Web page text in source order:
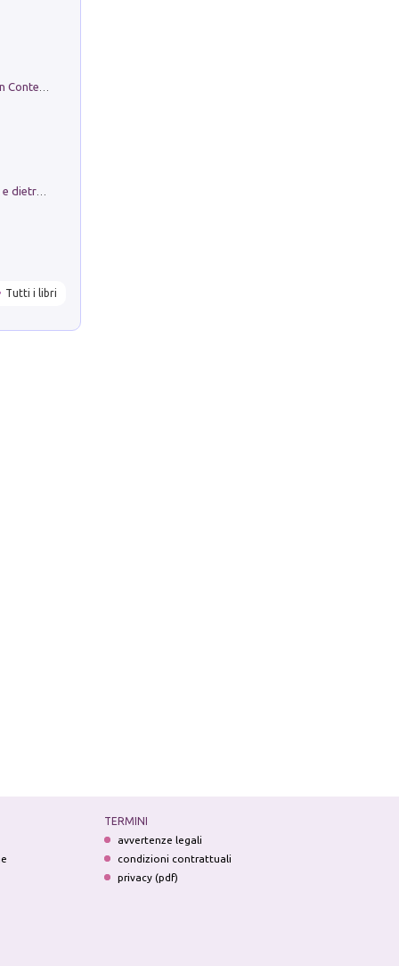
Tutti i libri
TERMINI
avvertenze legali
condizioni contrattuali
privacy (pdf)